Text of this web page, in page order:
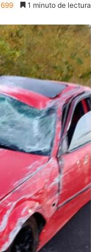
699 1 minuto de lectura